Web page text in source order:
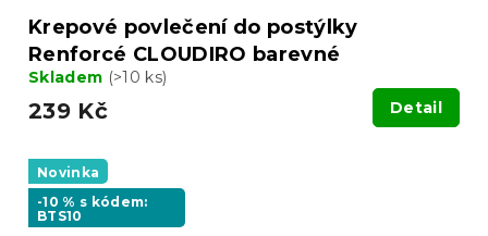
Krepové povlečení do postýlky
Renforcé CLOUDIRO barevné
Skladem (>10 ks)
239 Kč Detail
Novinka
-10 % s kódem:
BTS10